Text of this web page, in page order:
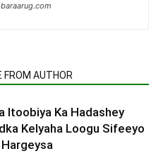
FROM AUTHOR
Itoobiya Ka Hadashey
Kelyaha Loogu Sifeeyo